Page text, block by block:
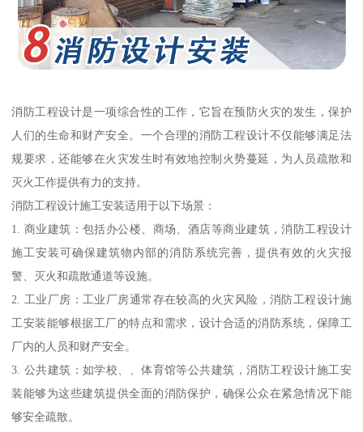
消防工程设计是一项综合性的工作，它旨在预防火灾的发生，保护
人们的生命和财产安全。一个合理的消防工程设计不仅能够满足法
规要求，还能够在火灾发生时有效地控制火势蔓延，为人员疏散和
灭火工作提供有力的支持。
消防工程设计施工安装适用于以下场景：
1. 商业建筑：包括办公楼、商场、酒店等商业建筑，消防工程设计
施工安装可确保建筑物内部的消防系统完善，提供有效的火灾报
警、灭火和疏散通道等设施。
2. 工业厂房：工业厂房通常存在较高的火灾风险，消防工程设计施
工安装能够根据工厂的特点和需求，设计合适的消防系统，保障工
厂内的人员和财产安全。
3. 公共建筑：如学校、、体育馆等公共建筑，消防工程设计施工安
装能够为这些建筑提供全面的消防保护，确保公众在紧急情况下能
够安全疏散。